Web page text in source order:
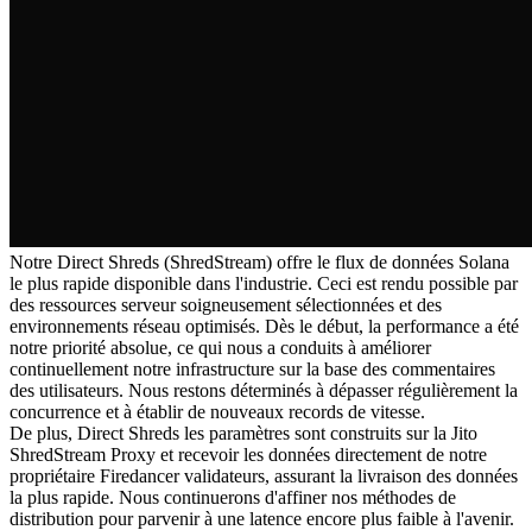
Notre Direct Shreds (ShredStream) offre le flux de données Solana
le plus rapide disponible dans l'industrie. Ceci est rendu possible par
des ressources serveur soigneusement sélectionnées et des
environnements réseau optimisés. Dès le début, la performance a été
notre priorité absolue, ce qui nous a conduits à améliorer
continuellement notre infrastructure sur la base des commentaires
des utilisateurs. Nous restons déterminés à dépasser régulièrement la
concurrence et à établir de nouveaux records de vitesse.
De plus, Direct Shreds les paramètres sont construits sur la Jito
ShredStream Proxy et recevoir les données directement de notre
propriétaire Firedancer validateurs, assurant la livraison des données
la plus rapide. Nous continuerons d'affiner nos méthodes de
distribution pour parvenir à une latence encore plus faible à l'avenir.